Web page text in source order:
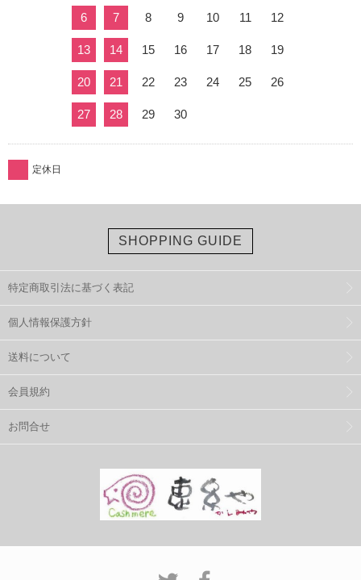
6 7 8 9 10 11 12
13 14 15 16 17 18 19
20 21 22 23 24 25 26
27 28 29 30
定休日
SHOPPING GUIDE
特定商取引法に基づく表記
個人情報保護方針
送料について
会員規約
お問合せ